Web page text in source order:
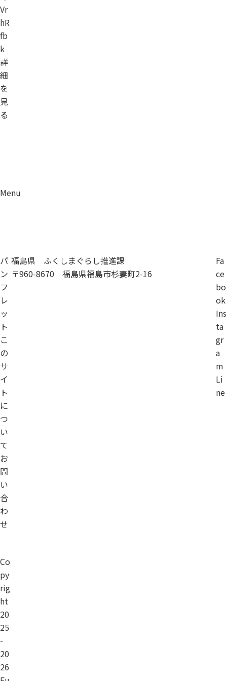
Vr
hR
fb
k
詳
細
を
見
る
Menu
パ
ン
フ
レ
ッ
ト
こ
の
サ
イ
ト
に
つ
い
て
お
問
い
合
わ
せ
福島県 ふくしまぐらし推進課
〒960-8670 福島県福島市杉妻町2-16
Fa
ce
bo
ok
Ins
ta
gr
a
m
Li
ne
Co
py
rig
ht
20
25
-
20
26